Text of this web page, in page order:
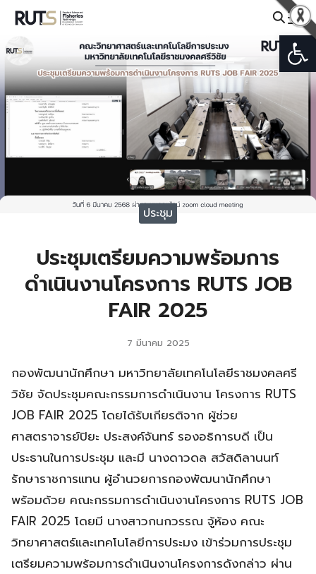
Skip
content
Search
for:
ประชุม
ประชุมเตรียมความพร้อมการ
ดำเนินงานโครงการ RUTS JOB
FAIR 2025
7 มีนาคม 2025
กองพัฒนานักศึกษา มหาวิทยาลัยเทคโนโลยีราชมงคลศรี
วิชัย จัดประชุมคณะกรรมการดำเนินงาน โครงการ RUTS
JOB FAIR 2025 โดยได้รับเกียรติจาก ผู้ช่วย
ศาสตราจารย์ปิยะ ประสงค์จันทร์ รองอธิการบดี เป็น
ประธานในการประชุม และมี นางดาวดล สวัสดิลานนท์
รักษาราชการแทน ผู้อำนวยการกองพัฒนานักศึกษา
พร้อมด้วย คณะกรรมการดำเนินงานโครงการ RUTS JOB
FAIR 2025 โดยมี นางสาวกนกวรรณ จู้ห้อง คณะ
วิทยาศาสตร์และเทคโนโลยีการประมง เข้าร่วมการประชุม
เตรียมความพร้อมการดำเนินงานโครงการดังกล่าว ผ่าน